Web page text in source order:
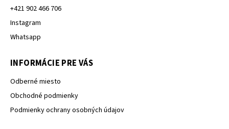
+421 902 466 706
Instagram
Whatsapp
INFORMÁCIE PRE VÁS
Odberné miesto
Obchodné podmienky
Podmienky ochrany osobných údajov